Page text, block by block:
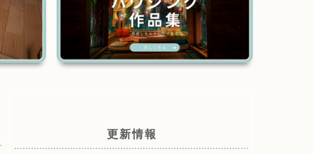
更新情報